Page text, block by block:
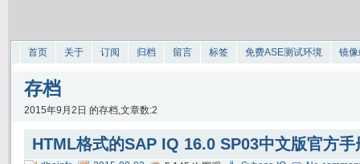
首页 关于 订阅 归档 留言 标签 免费ASE测试环境 镜
存档
2015年9月2日 的存档,文章数:2
HTML格式的SAP IQ 16.0 SP03中文版官方手